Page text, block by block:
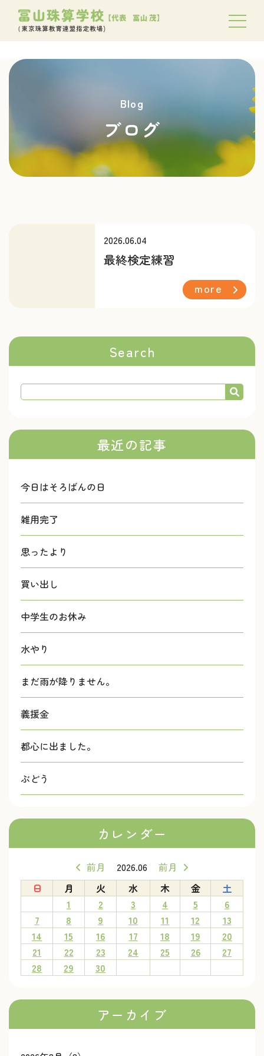
Blog
ブログ
2026.06.04
最終検定練習
more
Search
最近の記事
今日はそろばんの日
雑用完了
思ったより
買い出し
中学生のお休み
水やり
まだ雨が降りません。
義援金
都心に出ました。
ぶどう
カレンダー
前月 2026.06
前月
日
月 火 水 木 金
土
1
2 3 4 5
6
7
8 9 10 11 12
13
14
15 16 17 18 19
20
21
22 23 24 25 26
27
28
29 30
アーカイブ